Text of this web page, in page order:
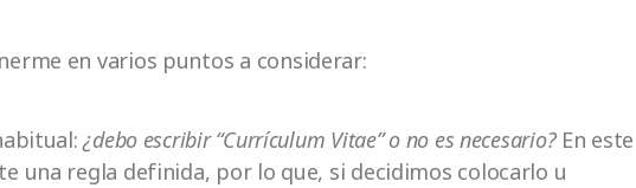
en varios puntos a considerar:
¿debo escribir “Currículum Vitae” o no es necesario?En este
una regla definida, por lo que, si decidimos colocarlo u